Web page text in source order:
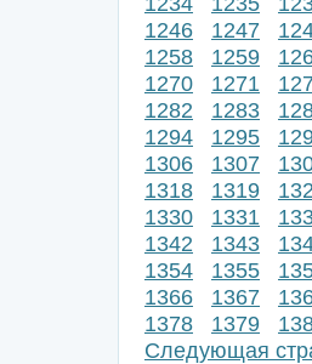
1246
1247
1258
1259
1270
1271
1282
1283
1294
1295
1306
1307
1318
1319
1330
1331
1342
1343
1354
1355
1366
1367
1378
1379
Следующая